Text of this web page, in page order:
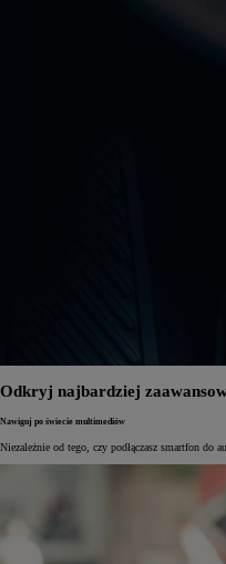
Odkryj najbardziej
Nawiguj po świecie multimediów
Niezależnie od tego, czy podłączasz smartfon